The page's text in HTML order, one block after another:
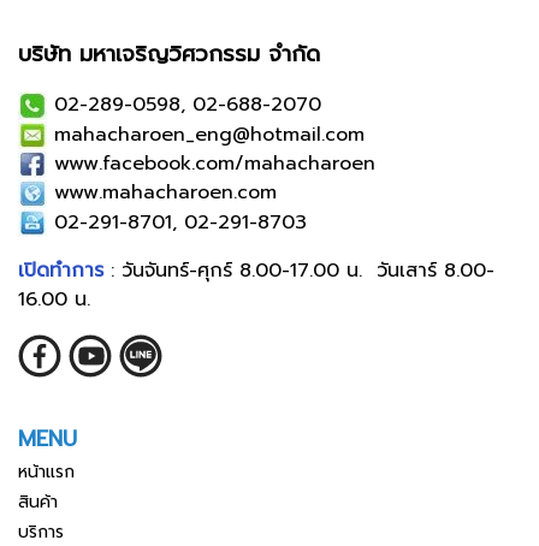
บริษัท มหาเจริญวิศวกรรม จำกัด
02-289-0598, 02-688-2070
mahacharoen_eng@hotmail.com
www.facebook.com/mahacharoen
www.mahacharoen.com
02-291-8701, 02-291-8703
เปิดทำการ: วันจันทร์-ศุกร์ 8.00-17.00 น. วันเสาร์ 8.00-
16.00 น.
MENU
หน้าแรก
สินค้า
บริการ